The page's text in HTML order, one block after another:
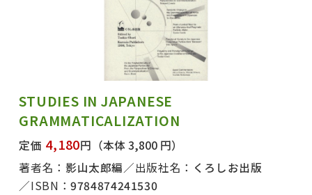
STUDIES IN JAPANESE
GRAMMATICALIZATION
定価 4,180円 （本体 3,800 円）
著者名： 影山太郎編 出版社名： くろしお出版
ISBN：9784874241530